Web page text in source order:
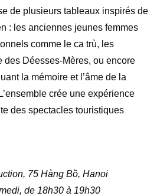
de plusieurs tableaux inspirés de
: les anciennes jeunes femmes
comme le ca trù, les
des Déesses-Mères, ou encore
la mémoire et l’âme de la
crée une expérience
des spectacles touristiques
75 Hàng Bồ, Hanoi
de 18h30 à 19h30